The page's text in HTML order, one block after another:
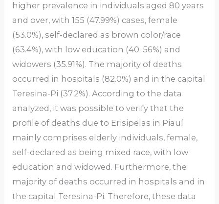
higher prevalence in individuals aged 80 years
and over, with 155 (47.99%) cases, female
(53.0%), self-declared as brown color/race
(63.4%), with low education (40 .56%) and
widowers (35.91%). The majority of deaths
occurred in hospitals (82.0%) and in the capital
Teresina-Pi (37.2%). According to the data
analyzed, it was possible to verify that the
profile of deaths due to Erisipelas in Piauí
mainly comprises elderly individuals, female,
self-declared as being mixed race, with low
education and widowed. Furthermore, the
majority of deaths occurred in hospitals and in
the capital Teresina-Pi. Therefore, these data